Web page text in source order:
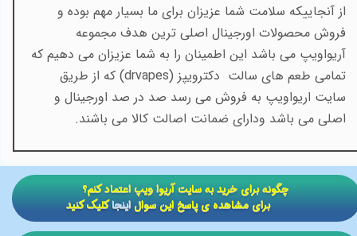
از آنجاییکه سلامت شما عزیزان برای ما بسیار مهم بوده و
فروش محصولات اورجینال اصلی ترین هدف مجموعه
آریواویپ می باشد این اطمینان را به شما عزیزان می دهیم که
تمامی طعم های سالت دکترویپز (drvapes)
که از طریق
سایت اریواویپ به فروش می رسد صد در صد اورجینال و
اصلی می باشد ودارای ضمانت اصالت کالا می باشند.
​​چگونه برای خرید به سایت آریوا ویپ اعتماد کنم؟
برای مشاهده ی پاسخ این سوالاینجاکلیک کنید